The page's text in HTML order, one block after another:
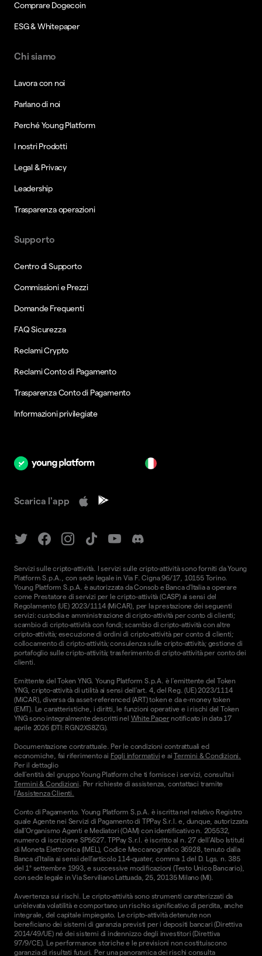
Comprare Dogecoin
ESG & Whitepaper
Chi siamo
Lavora con noi
Parlano di noi
Perché Young Platform
I nostri Prodotti
Legal & Privacy
Leadership
Trasparenza operazioni
Supporto
Centro di Supporto
Commissioni e Prezzi
Domande Frequenti
FAQ Sicurezza
Reclami Crypto
Reclami Conto di Pagamento
Trasparenza Conto di Pagamento
Informazioni privilegiate
Scarica l'app
Servizi sulle cripto-attività. I servizi sulle cripto-attività sono forniti da Young
Platform S.p.A., con sede legale in Via F. Cigna 96/17, 10155 Torino.
Young Platform S.p.A. è autorizzata da Consob e Banca d'Italia a operare
come Prestatore di servizi per le cripto-attività (CASP) ai sensi del
Regolamento (UE) 2023/1114 (MiCAR), per la prestazione dei seguenti
servizi: custodia e amministrazione di cripto-attività per conto di clienti;
scambio di cripto-attività con fondi; scambio di cripto-attività con altre
cripto-attività; esecuzione di ordini di cripto-attività per conto di clienti;
collocamento di cripto-attività; consulenza sulle cripto-attività; gestione di
portafoglio sulle cripto-attività; trasferimento di cripto-attività per conto dei
clienti.
Emittente del Token YNG. Young Platform S.p.A. è l'emittente del Token
YNG, cripto-attività di utilità ai sensi dell'art. 4, del Reg. (UE) 2023/1114
(MiCAR), diversa da asset-referenced (ART) token e da e-money token
(EMT). Le caratteristiche, i diritti, le funzioni operative e i rischi del Token
YNG sono integralmente descritti nel White Papernotificato in data 17
aprile 2026 (DTI: RGN2XS8ZG).
Documentazione contrattuale. Per le condizioni contrattuali ed
economiche, fai riferimento ai Fogli informativi e aiTermini & Condizioni.
Per il dettaglio
dell'entità del gruppo Young Platform che ti fornisce i servizi, consulta i
Termini & Condizioni. Per richieste di assistenza, contattaci tramite
l'Assistenza Clienti.
Conto di Pagamento. Young Platform S.p.A. è iscritta nel relativo Registro
quale Agente nei Servizi di Pagamento di TPPay S.r.l. e, dunque, autorizzata
dall’Organismo Agenti e Mediatori (OAM) con identificativo n. 205532,
numero di iscrizione SP5627. TPPay S.r.l. è iscritto al n. 27 dell’Albo Istituti
di Moneta Elettronica (IMEL), Codice Meccanografico 36928, tenuto dalla
Banca d’Italia ai sensi dell’articolo 114-quater, comma 1 del D. Lgs. n. 385
del 1° settembre 1993, e successive modificazioni (Testo Unico Bancario),
con sede legale in Via Serviliano Lattuada, 25, 20135 Milano (MI).
Avvertenza sui rischi. Le cripto-attività sono strumenti caratterizzati da
un'elevata volatilità e comportano un rischio significativo di perdita, anche
integrale, del capitale impiegato. Le cripto-attività detenute non
beneficiano dei sistemi di garanzia previsti per i depositi bancari (Direttiva
2014/49/UE) né dei sistemi di indennizzo degli investitori (Direttiva
97/9/CE). Le performance storiche e le previsioni non costituiscono
garanzia di risultati futuri. Per una panoramica dei rischi consulta